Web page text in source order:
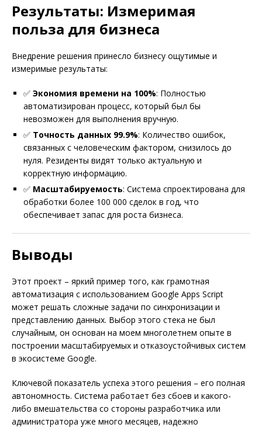
Результаты: Измеримая
польза для бизнеса
Внедрение решения принесло бизнесу ощутимые и
измеримые результаты:
✅ Экономия времени на 100%: Полностью
автоматизирован процесс, который был бы
невозможен для выполнения вручную.
✅ Точность данных 99.9%: Количество ошибок,
связанных с человеческим фактором, снизилось до
нуля. Резиденты видят только актуальную и
корректную информацию.
✅ Масштабируемость: Система спроектирована для
обработки более 100 000 сделок в год, что
обеспечивает запас для роста бизнеса.
Выводы
Этот проект – яркий пример того, как грамотная
автоматизация с использованием Google Apps Script
может решать сложные задачи по синхронизации и
представлению данных. Выбор этого стека не был
случайным, он основан на моем многолетнем опыте в
построении масштабируемых и отказоустойчивых систем
в экосистеме Google.
Ключевой показатель успеха этого решения – его полная
автономность. Система работает без сбоев и какого-
либо вмешательства со стороны разработчика или
администратора уже много месяцев, надежно